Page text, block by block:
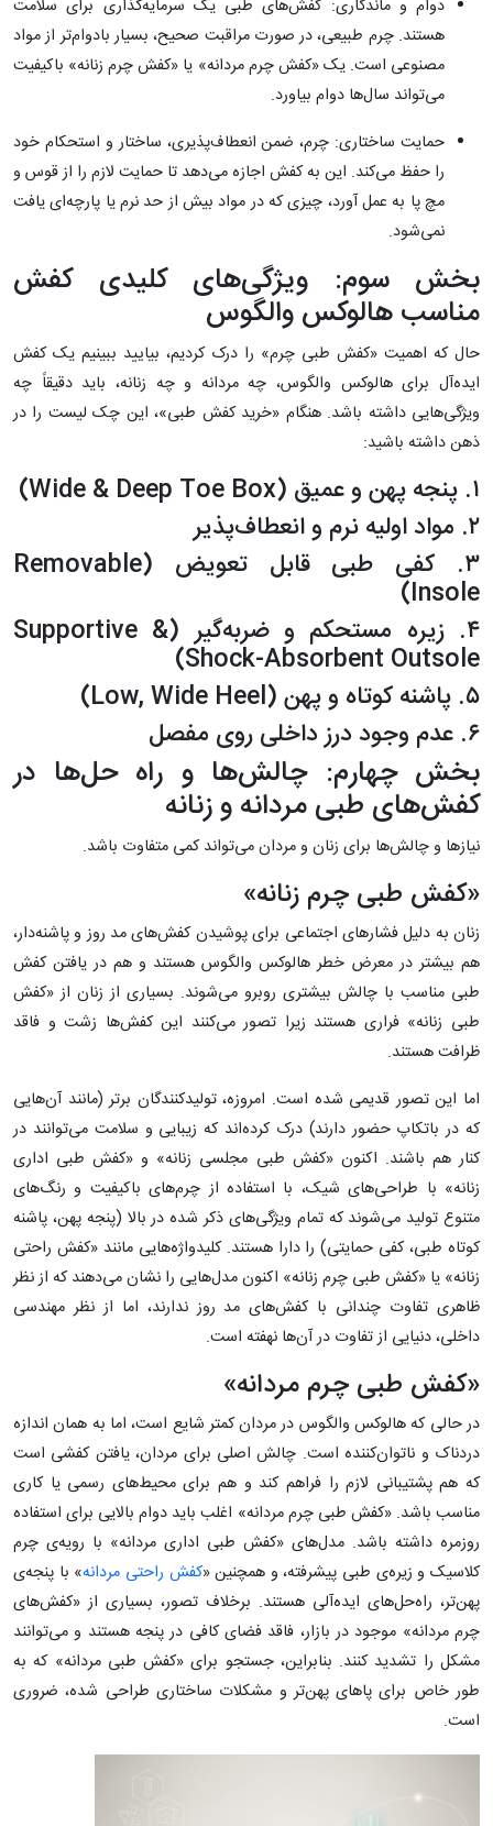
دوام و ماندگاری: کفش‌های طبی یک سرمایه‌گذاری برای سلامت
هستند. چرم طبیعی، در صورت مراقبت صحیح، بسیار بادوام‌تر از مواد
مصنوعی است. یک «کفش چرم مردانه» یا «کفش چرم زنانه» باکیفیت
می‌تواند سال‌ها دوام بیاورد.
حمایت ساختاری: چرم، ضمن انعطاف‌پذیری، ساختار و استحکام خود
را حفظ می‌کند. این به کفش اجازه می‌دهد تا حمایت لازم را از قوس و
مچ پا به عمل آورد، چیزی که در مواد بیش از حد نرم یا پارچه‌ای یافت
نمی‌شود.
بخش سوم: ویژگی‌های کلیدی کفش
مناسب هالوکس والگوس
حال که اهمیت «کفش طبی چرم» را درک کردیم، بیایید ببینیم یک کفش
ایده‌آل برای هالوکس والگوس، چه مردانه و چه زنانه، باید دقیقاً چه
ویژگی‌هایی داشته باشد. هنگام «خرید کفش طبی»، این چک لیست را در
ذهن داشته باشید:
۱. پنجه پهن و عمیق (Wide & Deep Toe Box)
۲. مواد اولیه نرم و انعطاف‌پذیر
۳. کفی طبی قابل تعویض (Removable
Insole)
۴. زیره مستحکم و ضربه‌گیر (Supportive &
Shock-Absorbent Outsole)
۵. پاشنه کوتاه و پهن (Low, Wide Heel)
۶. عدم وجود درز داخلی روی مفصل
بخش چهارم: چالش‌ها و راه حل‌ها در
کفش‌های طبی مردانه و زنانه
نیازها و چالش‌ها برای زنان و مردان می‌تواند کمی متفاوت باشد.
«کفش طبی چرم زنانه»
زنان به دلیل فشارهای اجتماعی برای پوشیدن کفش‌های مد روز و پاشنه‌دار،
هم بیشتر در معرض خطر هالوکس والگوس هستند و هم در یافتن کفش
طبی مناسب با چالش بیشتری روبرو می‌شوند. بسیاری از زنان از «کفش
طبی زنانه» فراری هستند زیرا تصور می‌کنند این کفش‌ها زشت و فاقد
ظرافت هستند.
اما این تصور قدیمی شده است. امروزه، تولیدکنندگان برتر (مانند آن‌هایی
که در باتکاپ حضور دارند) درک کرده‌اند که زیبایی و سلامت می‌توانند در
کنار هم باشند. اکنون «کفش طبی مجلسی زنانه» و «کفش طبی اداری
زنانه» با طراحی‌های شیک، با استفاده از چرم‌های باکیفیت و رنگ‌های
متنوع تولید می‌شوند که تمام ویژگی‌های ذکر شده در بالا (پنجه پهن، پاشنه
کوتاه طبی، کفی حمایتی) را دارا هستند. کلیدواژه‌هایی مانند «کفش راحتی
زنانه» یا «کفش طبی چرم زنانه» اکنون مدل‌هایی را نشان می‌دهند که از نظر
ظاهری تفاوت چندانی با کفش‌های مد روز ندارند، اما از نظر مهندسی
داخلی، دنیایی از تفاوت در آن‌ها نهفته است.
«کفش طبی چرم مردانه»
در حالی که هالوکس والگوس در مردان کمتر شایع است، اما به همان اندازه
دردناک و ناتوان‌کننده است. چالش اصلی برای مردان، یافتن کفشی است
که هم پشتیبانی لازم را فراهم کند و هم برای محیط‌های رسمی یا کاری
مناسب باشد. «کفش طبی چرم مردانه» اغلب باید دوام بالایی برای استفاده
روزمره داشته باشد. مدل‌های «کفش طبی اداری مردانه» با رویه‌ی چرم
کلاسیک و زیره‌ی طبی پیشرفته، و همچنین «کفش راحتی مردانه» با پنجه‌ی
پهن‌تر، راه‌حل‌های ایده‌آلی هستند. برخلاف تصور، بسیاری از «کفش‌های
چرم مردانه» موجود در بازار، فاقد فضای کافی در پنجه هستند و می‌توانند
مشکل را تشدید کنند. بنابراین، جستجو برای «کفش طبی مردانه» که به
طور خاص برای پاهای پهن‌تر و مشکلات ساختاری طراحی شده، ضروری
است.